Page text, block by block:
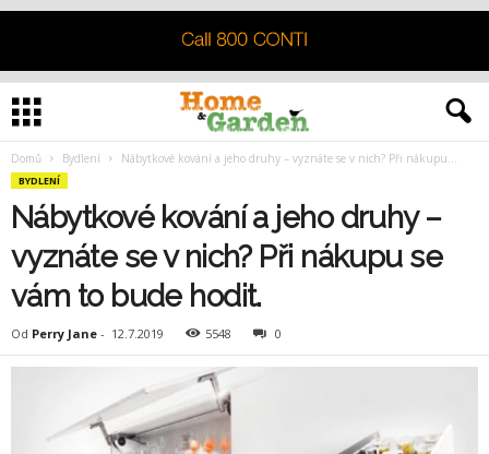
Domů Bydlení Nábytkové kování a jeho druhy – vyznáte se v nich? Při nákupu...
BYDLENÍ
Nábytkové kování a jeho druhy –
vyznáte se v nich? Při nákupu se
vám to bude hodit.
Od Perry Jane - 12.7.2019 5548 0